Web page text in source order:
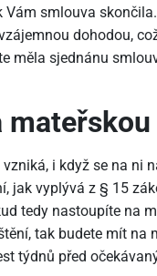
Vám smlouva
dohodou,
měla sjednánu
i když se na ni
jak vyplývá z § 15
tedy nastoupíte na
tak budete mít na
týdnů před